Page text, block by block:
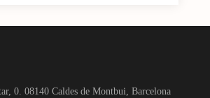
0. 08140 Caldes de Montbui, Barcelona